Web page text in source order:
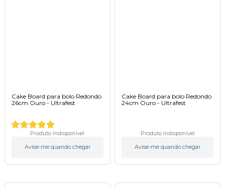
Cake Board para bolo Redondo
26cm Ouro - Ultrafest
Produto Indisponível
Avise-me quando chegar
Cake Board para bolo Redondo
24cm Ouro - Ultrafest
Produto Indisponível
Avise-me quando chegar